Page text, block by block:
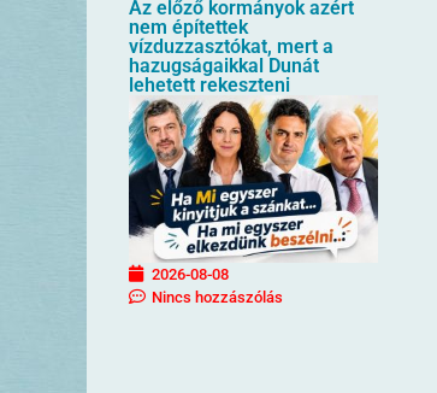
Az előző kormányok azért
nem építettek
vízduzzasztókat, mert a
hazugságaikkal Dunát
lehetett rekeszteni
2026-08-08
Nincs hozzászólás